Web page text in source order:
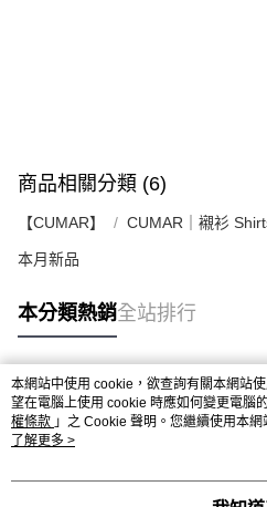
商品相關分類 (6)
【CUMAR】 CUMAR｜襯衫
本月新品
本分類熱銷全站排行
熱門標籤
本網站中使用 cookie，欲查詢有關本網站
望在電腦上使用 cookie 時應如何變更電腦
權條款 」之 Cookie 聲明。您繼續使用本
用條款之 Cookie 聲明使用 cookie。
了解更多 >